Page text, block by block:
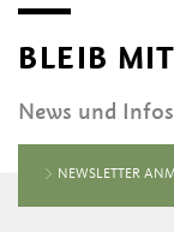
BLEIB
News und
NEWSLETTER